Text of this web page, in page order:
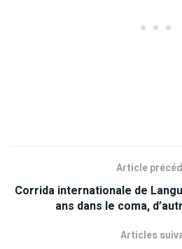
Article
Corrida internationale de
ans dans le coma,
Articles